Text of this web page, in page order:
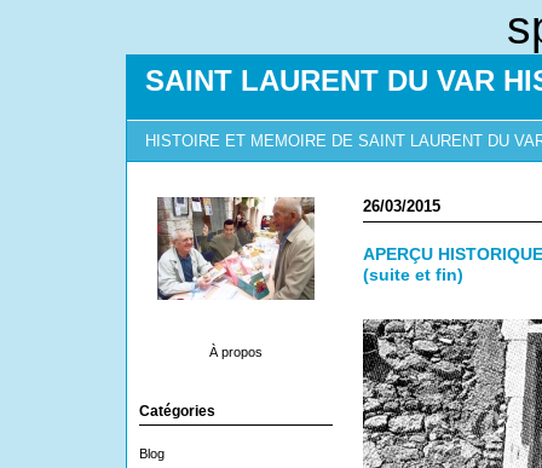
SAINT LAURENT DU VAR
HISTOIRE ET MEMOIRE DE SAINT LAURENT DU
À propos
Catégories
Blog
26/03/2015
APERÇU
(suite et fin)